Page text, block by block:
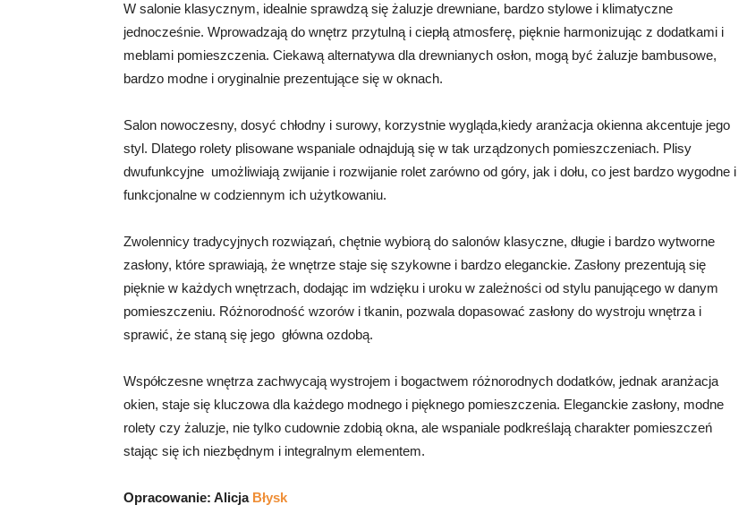
W salonie klasycznym, idealnie sprawdzą się żaluzje drewniane, bardzo stylowe i klimatyczne
jednocześnie. Wprowadzają do wnętrz przytulną i ciepłą atmosferę, pięknie harmonizując z dodatkami i
meblami pomieszczenia. Ciekawą alternatywa dla drewnianych osłon, mogą być żaluzje bambusowe,
bardzo modne i oryginalnie prezentujące się w oknach.
Salon nowoczesny, dosyć chłodny i surowy, korzystnie wygląda,kiedy aranżacja okienna akcentuje jego
styl. Dlatego rolety plisowane wspaniale odnajdują się w tak urządzonych pomieszczeniach. Plisy
dwufunkcyjne umożliwiają zwijanie i rozwijanie rolet zarówno od góry, jak i dołu, co jest bardzo wygodne i
funkcjonalne w codziennym ich użytkowaniu.
Zwolennicy tradycyjnych rozwiązań, chętnie wybiorą do salonów klasyczne, długie i bardzo wytworne
zasłony, które sprawiają, że wnętrze staje się szykowne i bardzo eleganckie. Zasłony prezentują się
pięknie w każdych wnętrzach, dodając im wdzięku i uroku w zależności od stylu panującego w danym
pomieszczeniu. Różnorodność wzorów i tkanin, pozwala dopasować zasłony do wystroju wnętrza i
sprawić, że staną się jego główna ozdobą.
Współczesne wnętrza zachwycają wystrojem i bogactwem różnorodnych dodatków, jednak aranżacja
okien, staje się kluczowa dla każdego modnego i pięknego pomieszczenia. Eleganckie zasłony, modne
rolety czy żaluzje, nie tylko cudownie zdobią okna, ale wspaniale podkreślają charakter pomieszczeń
stając się ich niezbędnym i integralnym elementem.
Opracowanie: Alicja Błysk